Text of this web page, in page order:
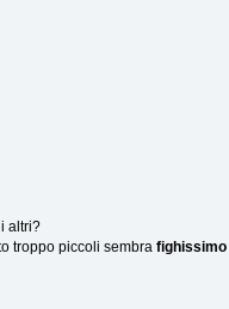
altri?
troppo piccoli sembra fighissimo